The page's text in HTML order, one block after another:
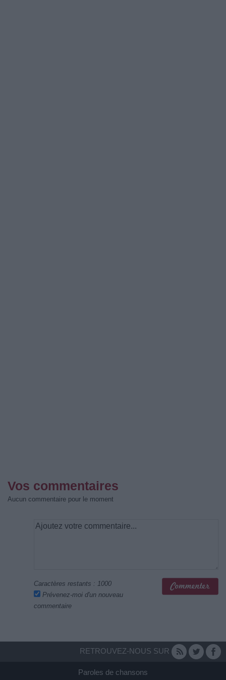
Vos commentaires
Aucun commentaire pour le moment
Caractères restants : 1000
Prévenez-moi d'un nouveau
commentaire
RETROUVEZ-NOUS SUR
Paroles de chansons